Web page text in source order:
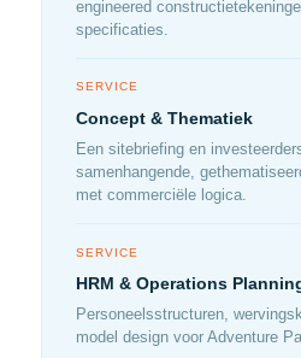
engineered
specificaties.
SERVICE
Concept & Thematiek
Een sitebriefing en
samenhangende,
met commerciële logica.
SERVICE
HRM & Operations
Personeelsstructuren,
model design voor Adventure